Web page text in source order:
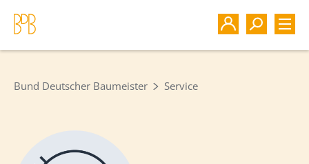
Bund Deutscher Baumeister Service